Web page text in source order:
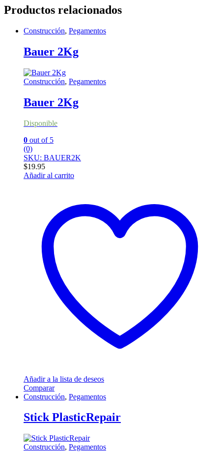
Productos relacionados
Construcción, Pegamentos
Bauer 2Kg
Construcción, Pegamentos
Bauer 2Kg
Disponible
0 out of 5
(0)
SKU: BAUER2K
$19.95
Añadir al carrito
Añadir a la lista de deseos
Comparar
Construcción, Pegamentos
Stick PlasticRepair
Construcción, Pegamentos